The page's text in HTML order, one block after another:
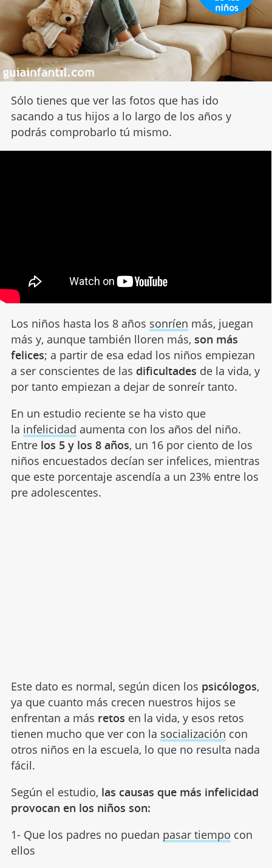
Sólo tienes que ver las fotos que has ido
sacando a tus hijos a lo largo de los años y
podrás comprobarlo tú mismo.
Los niños hasta los 8 años sonríen más, juegan
más y, aunque también lloren más, son más
felices; a partir de esa edad los niños empiezan
a ser conscientes de las dificultades de la vida, y
por tanto empiezan a dejar de sonreír tanto.
En un estudio reciente se ha visto que
la infelicidad aumenta con los años del niño.
Entrelos 5 y los 8 años, un 16 por ciento de los
niños encuestados decían ser infelices, mientras
que este porcentaje ascendía a un 23% entre los
pre adolescentes.
Este dato es normal, según dicen los psicólogos,
ya que cuanto más crecen nuestros hijos se
enfrentan a más retos en la vida, y esos retos
tienen mucho que ver con la socialización con
otros niños en la escuela, lo que no resulta nada
fácil.
Según el estudio, las causas que más infelicidad
provocan en los niños son:
1- Que los padres no puedan pasar tiempo con
ellos